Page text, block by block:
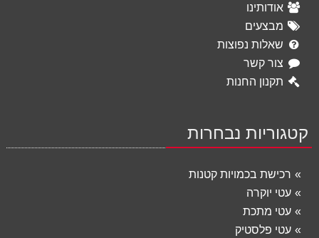
אודותינו
מבצעים
שאלות נפוצות
צור קשר
תקנון החנות
קטגוריות נבחרות
רכישת בכמויות קטנות
עטי יוקרה
עטי מתכת
עטי פלסטיק